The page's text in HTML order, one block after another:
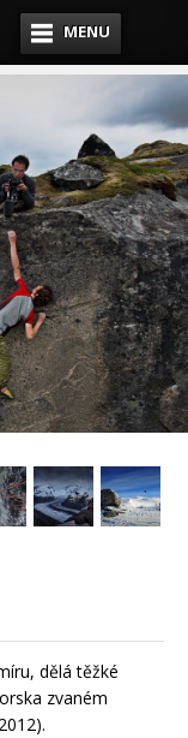
MENU
dělá těžké
zvaném